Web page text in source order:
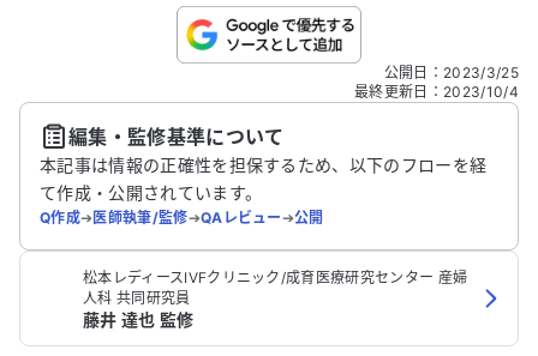
こちらは送信専用のフォームです。氏名やご自身の病気の詳細な
送信する
公開日 ： 2023/3/25
最終更新日 ： 2023/10/4
編集・監修基準について
本記事は情報の正確性を担保するため、以下のフローを経
て作成・公開されています。
Q作成➔医師執筆/監修➔QAレビュー➔公開
松本レディースIVFクリニック/成育医療研究センター 産婦
人科 共同研究員
藤井 達也 監修